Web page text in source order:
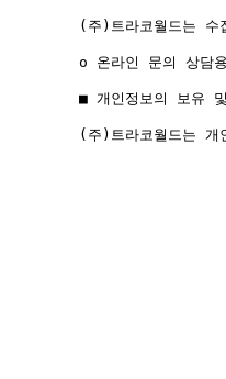
(주)트라코월드는 수
ο 온라인 문의 상담
■ 개인정보의 보유
(주)트라코월드는 개